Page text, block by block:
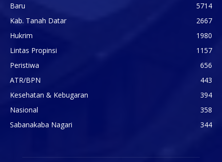
Baru
5714
Kab. Tanah Datar
2667
Hukrim
1980
Lintas Propinsi
1157
Peristiwa
656
ATR/BPN
443
Kesehatan & Kebugaran
394
Nasional
358
Sabanakaba Nagari
344